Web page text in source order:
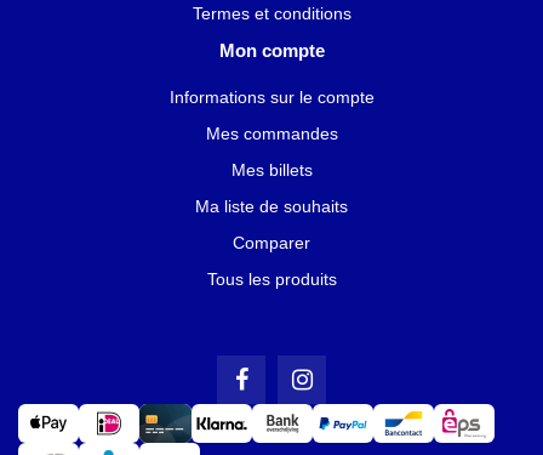
Termes et conditions
Mon compte
Informations sur le compte
Mes commandes
Mes billets
Ma liste de souhaits
Comparer
Tous les produits